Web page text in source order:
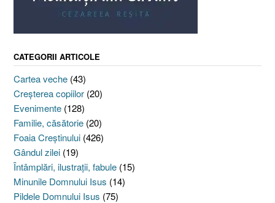
CATEGORII ARTICOLE
Cartea veche (43)
Creşterea copiilor (20)
Evenimente (128)
Familie, căsătorie (20)
Foaia Creştinului (426)
Gândul zilei (19)
Întâmplări, ilustraţii, fabule (15)
Minunile Domnului Isus (14)
Pildele Domnului Isus (75)